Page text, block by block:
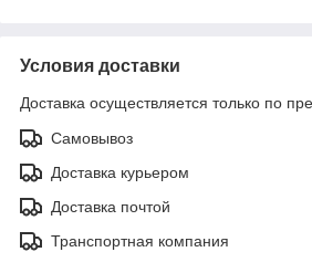
Условия доставки
Доставка осуществляется только по
Самовывоз
Доставка курьером
Доставка почтой
Транспортная компания